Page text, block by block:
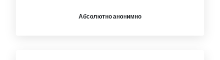
Абсолютно анонимно